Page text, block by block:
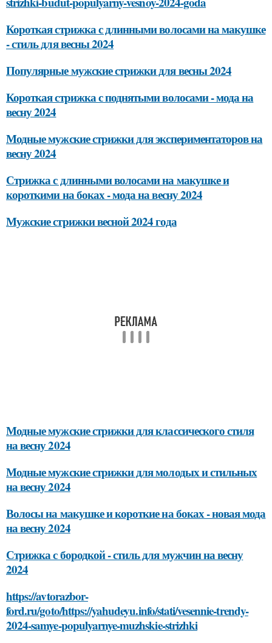
Короткая стрижка с длинными волосами на макушке
- стиль для весны 2024
Популярные мужские стрижки для весны 2024
Короткая стрижка с поднятыми волосами - мода на
весну 2024
Модные мужские стрижки для экспериментаторов на
весну 2024
Стрижка с длинными волосами на макушке и
короткими на боках - мода на весну 2024
Мужские стрижки весной 2024 года
Модные мужские стрижки для классического стиля
на весну 2024
Модные мужские стрижки для молодых и стильных
на весну 2024
Волосы на макушке и короткие на боках - новая мода
на весну 2024
Стрижка с бородкой - стиль для мужчин на весну
2024
https://avtorazbor-
ford.ru/goto/https://yahudeyu.info/stati/vesennie-trendy-
2024-samye-populyarnye-muzhskie-strizhki